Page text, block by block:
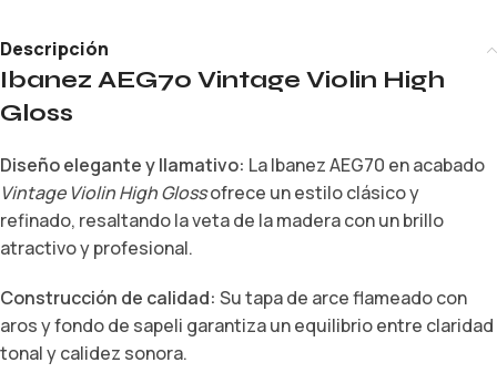
Descripción
Ibanez AEG70 Vintage Violin High
Gloss
Diseño elegante y llamativo: La Ibanez AEG70 en acabado
Vintage Violin High Glossofrece un estilo clásico y
refinado, resaltando la veta de la madera con un brillo
atractivo y profesional.
Construcción de calidad: Su tapa de arce flameado con
aros y fondo de sapeli garantiza un equilibrio entre claridad
tonal y calidez sonora.